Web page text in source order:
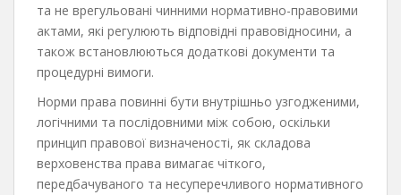
та не врегульовані чинними нормативно-правовими
актами, які регулюють відповідні правовідносини, а
також встановлюються додаткові документи та
процедурні вимоги.
Норми права повинні бути внутрішньо узгодженими,
логічними та послідовними між собою, оскільки
принцип правової визначеності, як складова
верховенства права вимагає чіткого,
передбачуваного та несуперечливого нормативного